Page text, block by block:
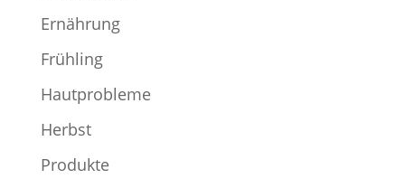
Ernährung
Frühling
Hautprobleme
Herbst
Produkte